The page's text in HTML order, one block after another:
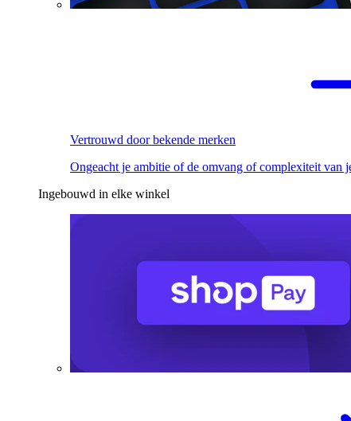
Vertrouwd door bekende merken
Ongeacht je ambitie of de omvang of complexiteit van
Ingebouwd in elke winkel